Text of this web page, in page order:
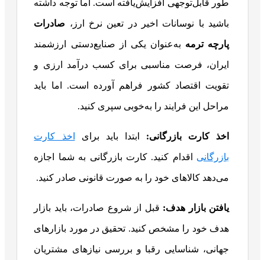
طور قابل‌توجهی افزایش‌یافته است. اما توجه داشته
باشید با نوسانات اخیر در تعین نرخ ارز، صادرات
پارچه ترمه به‌عنوان یکی از صنایع‌دستی ارزشمند
ایران، فرصت مناسبی برای کسب درآمد ارزی و
تقویت اقتصاد کشور فراهم آورده است. اما باید
مراحل این فرایند را به‌خوبی سپری کنید.
اخذ کارت بازرگانی: ابتدا باید برای اخذ کارت
بازرگانی اقدام کنید. کارت بازرگانی به شما اجازه
می‌دهد کالاهای خود را به صورت قانونی صادر کنید.
یافتن بازار هدف: قبل از شروع صادرات، باید بازار
هدف خود را مشخص کنید. تحقیق در مورد بازارهای
جهانی، شناسایی رقبا و بررسی نیازهای مشتریان